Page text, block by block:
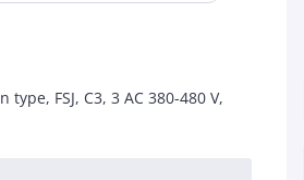
type, FSJ, C3, 3 AC 380-480 V,